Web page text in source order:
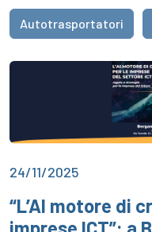
Autotrasportatori
24/11/2025
“L’AI motore di